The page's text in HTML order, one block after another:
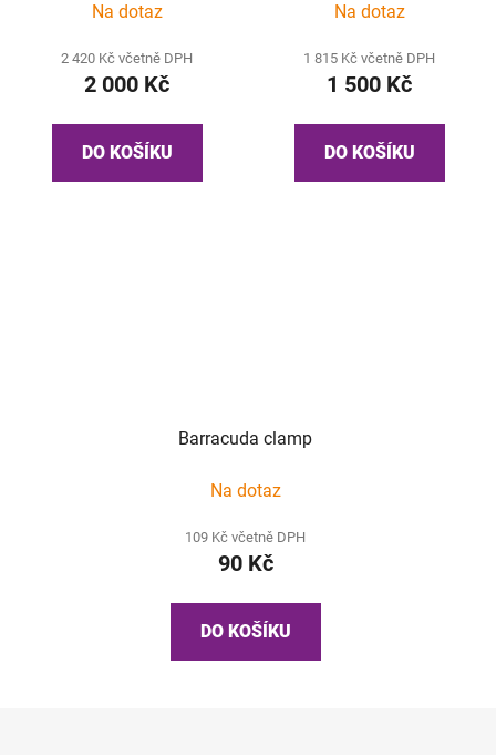
Na dotaz
2 420 Kč včetně DPH
2 000 Kč
DO KOŠÍKU
Na dotaz
1 815 Kč včetně DPH
1 500 Kč
DO KOŠÍKU
Barracuda clamp
Na dotaz
109 Kč včetně DPH
90 Kč
DO KOŠÍKU